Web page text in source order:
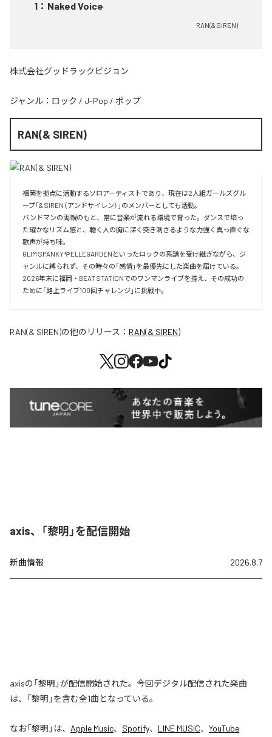
1 ： Naked Voice
RAN(& SIREN)
株式会社グッドラックビジョン
ジャンル： ロック / J-Pop / ポップ
RAN(& SIREN)
福岡を拠点に活動するソロアーティストであり、現在は2人組ガールズグル
ープ「& SIREN（アンドサイレン）」のメンバーとしても活動。
バンドマンの両親のもと、常に音楽が流れる環境で育った。ダンスで培っ
た確かなリズム感と、聴く人の胸に深く突き刺さるような力強く真っ直ぐな
歌声が持ち味。
GLIM SPANKYやELLEGARDENといったロックの系譜を受け継ぎながら、ジ
ャンルに縛られず、その時々の「感情」を最優先にした楽曲を届けている。
2026年末に福岡・BEAT STATIONでのワンマンライブを控え、その成功の
ために「路上ライブ100回チャレンジ」に挑戦中。
RAN(& SIREN)の他のリリース： RAN(& SIREN)
axis、「黎明」を配信開始
新曲情報 2026.8.7
axisの「黎明」が配信開始された。今回デジタル配信された楽曲
は、「黎明」を含む全1曲となっている。
なお「黎明 」は、 Apple Music、 Spotify、 LINE MUSIC、 YouTube